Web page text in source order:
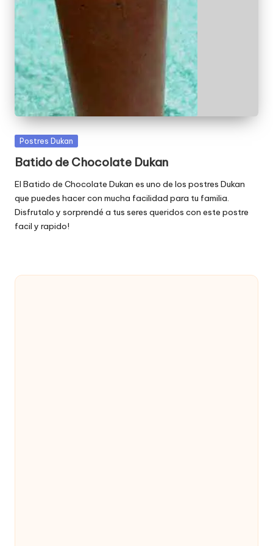
Publicada
Postres Dukan
Batido de Chocolate Dukan
El Batido de Chocolate Dukan es uno de los postres Dukan
que puedes hacer con mucha facilidad para tu familia.
Disfrutalo y sorprendé a tus seres queridos con este postre
facil y rapido!